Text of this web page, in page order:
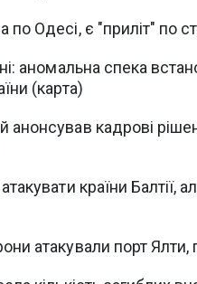
по Одесі, є "приліт" по
аномальна спека
(карта)
анонсував кадрові
країни Балтії,
атакували порт